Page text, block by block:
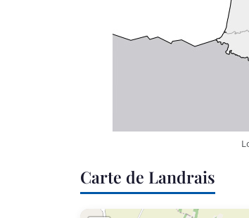
Carte de Landrais